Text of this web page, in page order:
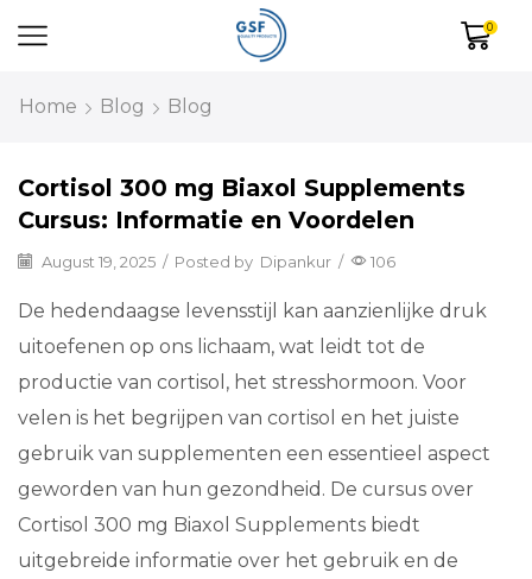
0
Home Blog Blog
Cortisol 300 mg Biaxol Supplements
Cursus: Informatie en Voordelen
August 19, 2025 / Posted by Dipankur / 106
De hedendaagse levensstijl kan aanzienlijke druk
uitoefenen op ons lichaam, wat leidt tot de
productie van cortisol, het stresshormoon. Voor
velen is het begrijpen van cortisol en het juiste
gebruik van supplementen een essentieel aspect
geworden van hun gezondheid. De cursus over
Cortisol 300 mg Biaxol Supplements biedt
uitgebreide informatie over het gebruik en de